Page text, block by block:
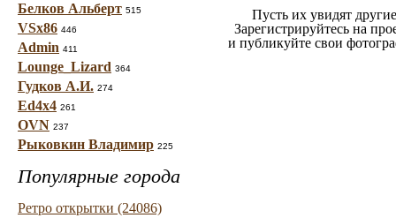
Белков Альберт 515
VSx86 446
Admin 411
Lounge_Lizard 364
Гудков А.И. 274
Ed4x4 261
OVN 237
Рыковкин Владимир 225
Популярные города
Ретро открытки (24086)
Пусть их увидят
Зарегистрируйтесь на
и публикуйте свои